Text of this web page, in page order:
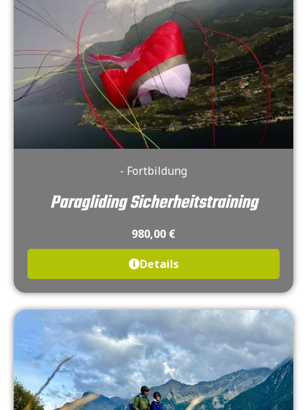
- Fortbildung
Paragliding Sicherheitstraining
980,00 €
Details